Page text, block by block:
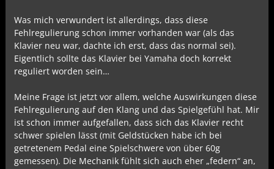
Was mich verwundert ist allerdings, dass diese
Fehlregulierung schon immer vorhanden war (als das
Klavier neu war, dachte ich erst, dass das normal sei).
Eigentlich sollte das Klavier bei Yamaha doch korrekt
reguliert worden sein…
Meine Frage ist jetzt vor allem, welche Auswirkungen diese
Fehlregulierung auf den Klang und das Spielgefühl hat. Mir
ist schon immer aufgefallen, dass sich das Klavier recht
schwer spielen lässt (mit Geldstücken habe ich bei
getretenem Pedal eine Spielschwere von über 60g
gemessen). Die Mechanik fühlt sich auch eher „federn“ an,